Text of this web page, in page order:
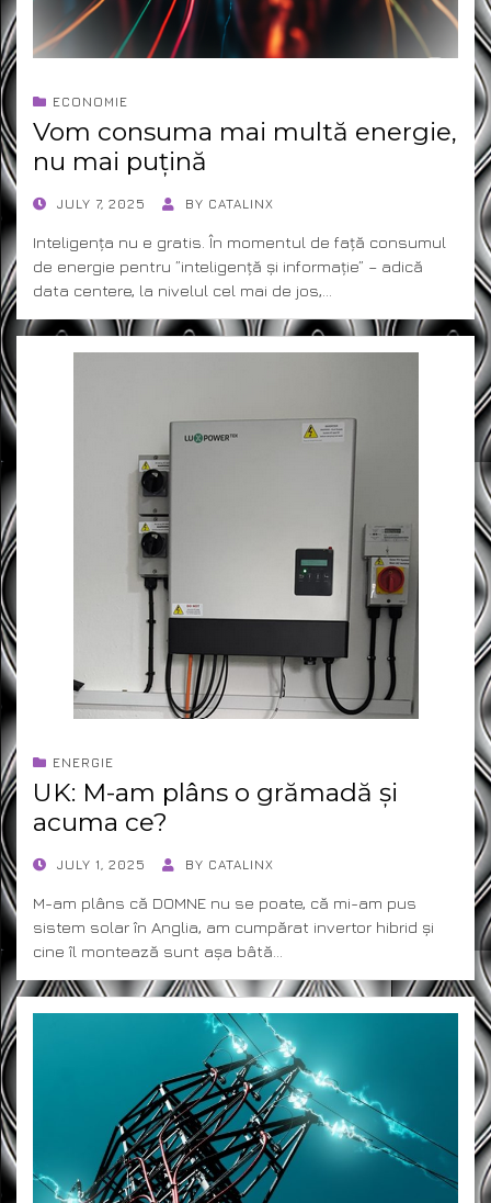
ECONOMIE
Vom consuma mai multă energie,
nu mai puțină
POSTED
JULY 7, 2025 BY CATALINX
Inteligența nu e gratis. În momentul de față consumul
de energie pentru ”inteligență și informație” – adică
data centere, la nivelul cel mai de jos,…
ENERGIE
UK: M-am plâns o grămadă și
acuma ce?
POSTED
JULY 1, 2025 BY CATALINX
M-am plâns că DOMNE nu se poate, că mi-am pus
sistem solar în Anglia, am cumpărat invertor hibrid și
cine îl montează sunt așa bâtă…